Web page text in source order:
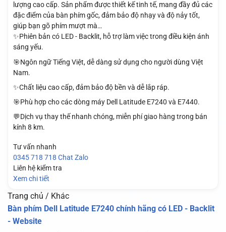
lượng cao cấp. Sản phẩm được thiết kế tinh tế, mang đầy đủ các
đặc điểm của bàn phím gốc, đảm bảo độ nhạy và độ nảy tốt,
giúp bạn gõ phím mượt mà…
✨Phiên bản có LED - Backlit, hỗ trợ làm việc trong điều kiện ánh
sáng yếu.
🎯Ngôn ngữ Tiếng Việt, dễ dàng sử dụng cho người dùng Việt
Nam.
✨Chất liệu cao cấp, đảm bảo độ bền và dễ lắp ráp.
🎯Phù hợp cho các dòng máy Dell Latitude E7240 và E7440.
💬Dịch vụ thay thế nhanh chóng, miễn phí giao hàng trong bán
kính 8 km.
Tư vấn nhanh
0345 718 718 Chat Zalo
Liên hệ kiểm tra
Xem chi tiết
Trang chủ / Khác
Bàn phím Dell Latitude E7240 chính hãng có LED - Backlit
- Website